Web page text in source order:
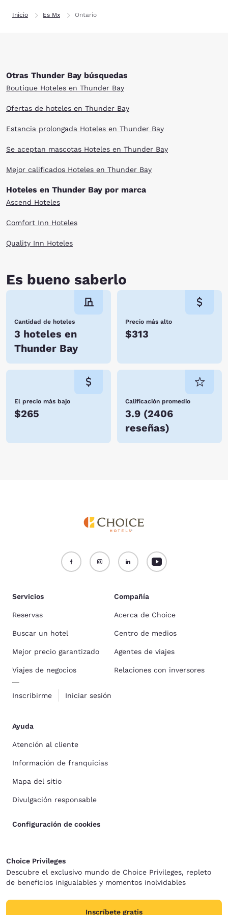
Inicio Es Mx Ontario
Otras Thunder Bay búsquedas
Boutique Hoteles en Thunder Bay
Ofertas de hoteles en Thunder Bay
Estancia prolongada Hoteles en Thunder Bay
Se aceptan mascotas Hoteles en Thunder Bay
Mejor calificados Hoteles en Thunder Bay
Hoteles en Thunder Bay por marca
Ascend Hoteles
Comfort Inn Hoteles
Quality Inn Hoteles
Es bueno saberlo
Cantidad de hoteles
3 hoteles en
Thunder Bay
Precio más alto
$313
El precio más bajo
$265
Calificación promedio
3.9 (2406
reseñas)
Servicios
Reservas
Buscar un hotel
Mejor precio garantizado
Viajes de negocios
Inscribirme Iniciar sesión
Compañía
Acerca de Choice
Centro de medios
Agentes de viajes
Relaciones con inversores
Ayuda
Atención al cliente
Información de franquicias
Mapa del sitio
Divulgación responsable
Configuración de cookies
Choice Privileges
Descubre el exclusivo mundo de Choice Privileges, repleto
de beneficios inigualables y momentos inolvidables
Inscríbete gratis